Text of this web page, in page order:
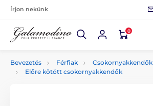
Írjon nekünk
0
Bevezetés Férfiak
Csokornyakkendők
Előre kötött csokornyakkendők